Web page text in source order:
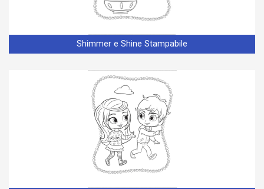
Shimmer e Shine Stampabile